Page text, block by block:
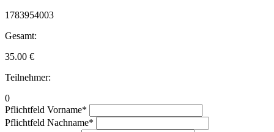
1783954003
Gesamt:
35.00 €
Teilnehmer:
0
Pflichtfeld Vorname*
Pflichtfeld Nachname*